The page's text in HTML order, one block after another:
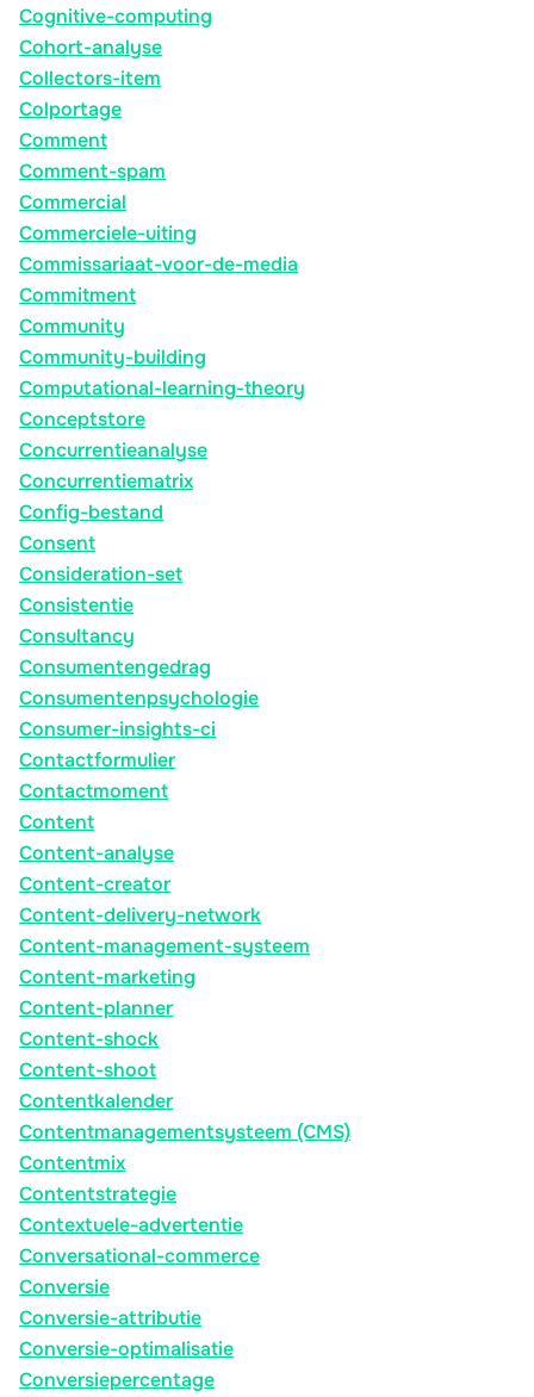
Cognitive-computing
Cohort-analyse
Collectors-item
Colportage
Comment
Comment-spam
Commercial
Commerciele-uiting
Commissariaat-voor-de-media
Commitment
Community
Community-building
Computational-learning-theory
Conceptstore
Concurrentieanalyse
Concurrentiematrix
Config-bestand
Consent
Consideration-set
Consistentie
Consultancy
Consumentengedrag
Consumentenpsychologie
Consumer-insights-ci
Contactformulier
Contactmoment
Content
Content-analyse
Content-creator
Content-delivery-network
Content-management-systeem
Content-marketing
Content-planner
Content-shock
Content-shoot
Contentkalender
Contentmanagementsysteem (CMS)
Contentmix
Contentstrategie
Contextuele-advertentie
Conversational-commerce
Conversie
Conversie-attributie
Conversie-optimalisatie
Conversiepercentage